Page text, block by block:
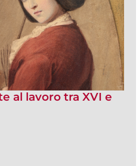
al lavoro tra XVI e